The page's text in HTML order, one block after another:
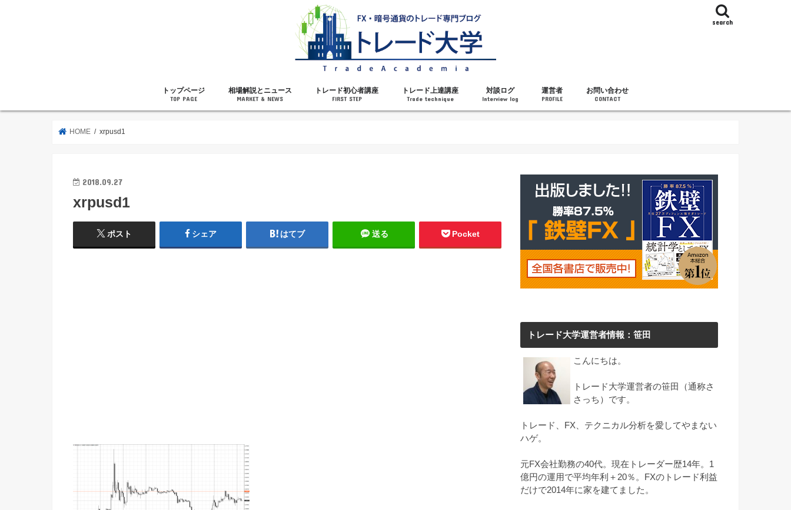
search
トップページ
TOP PAGE
相場解説とニュース
MARKET & NEWS
トレード初心者講座
FIRST STEP
トレード上達講座
Trade technique
対談ログ
Interview log
運営者
PROFILE
お問い合わせ
CONTACT
HOME xrpusd1
2018.09.27
xrpusd1
ポスト シェア はてブ 送る Pocket
トレード大学運営者情報：笹田
こんにちは。
トレード大学運営者の笹田（通称さ
さっち）です。
トレード、FX、テクニカル分析を愛してやまない
ハゲ。
元FX会社勤務の40代。現在トレーダー歴14年。1
億円の運用で平均年利＋20％。FXのトレード利益
だけで2014年に家を建てました。